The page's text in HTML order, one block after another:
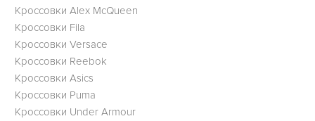
Кроссовки Alex McQueen
Кроссовки Fila
Кроссовки Versace
Кроссовки Reebok
Кроссовки Asics
Кроссовки Puma
Кроссовки Under Armour